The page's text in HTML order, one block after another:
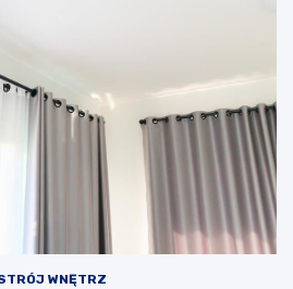
WNĘTRZ